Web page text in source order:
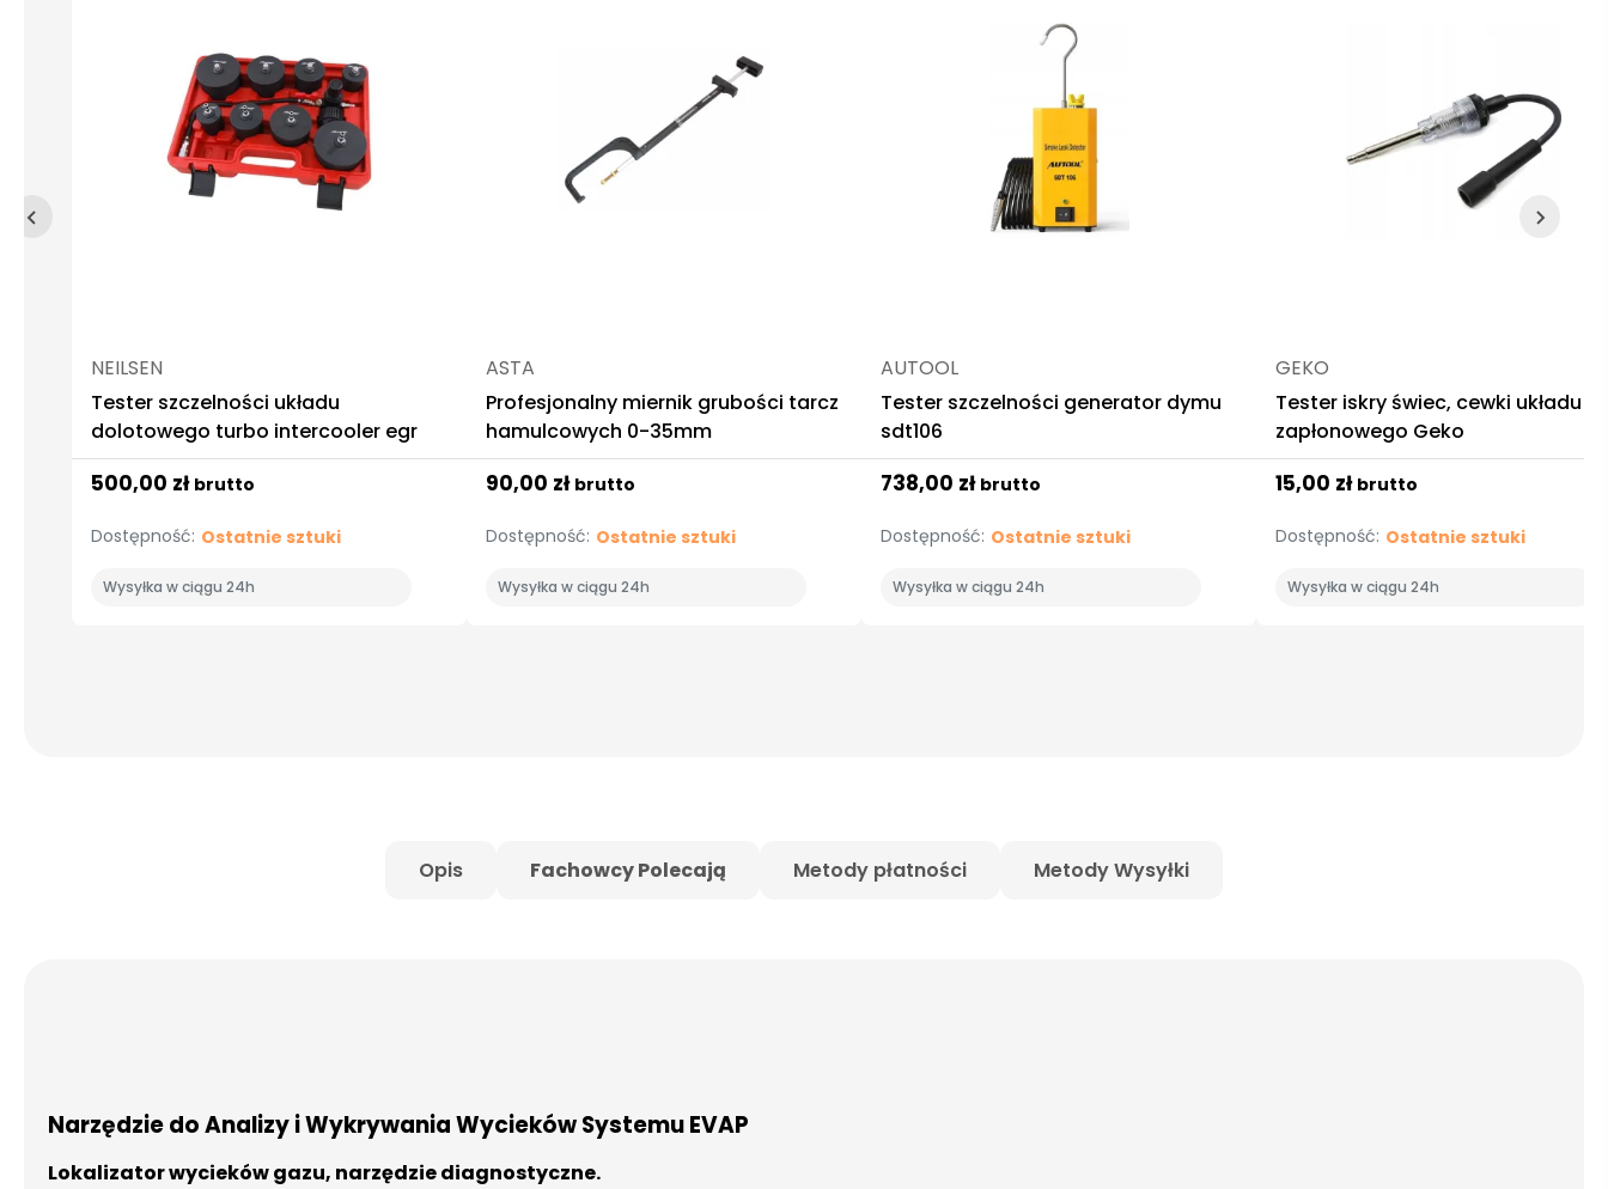
NEILSEN
Tester szczelności układu
dolotowego turbo intercooler egr
500,00 zł brutto
Dostępność: Ostatnie sztuki
Wysyłka w ciągu 24h
ASTA
Profesjonalny miernik grubości tarcz
hamulcowych 0-35mm
90,00 zł brutto
Dostępność: Ostatnie sztuki
Wysyłka w ciągu 24h
AUTOOL
Tester szczelności generator dymu
sdt106
738,00 zł brutto
Dostępność: Ostatnie sztuki
Wysyłka w ciągu 24h
GEKO
Tester iskry świec, cewki układu
zapłonowego Geko
15,00 zł brutto
Dostępność: Ostatnie sztuki
Wysyłka w ciągu 24h
Opis Fachowcy Polecają Metody płatności Metody Wysyłki
Narzędzie do Analizy i Wykrywania Wycieków Systemu EVAP
Lokalizator wycieków gazu, narzędzie diagnostyczne.